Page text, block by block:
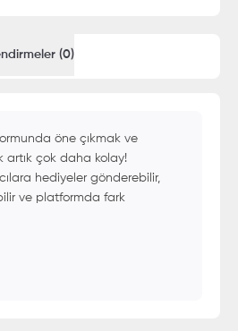
(0)
öne çıkmak ve
artık çok daha kolay!
hediyeler gönderebilir,
ve platformda fark